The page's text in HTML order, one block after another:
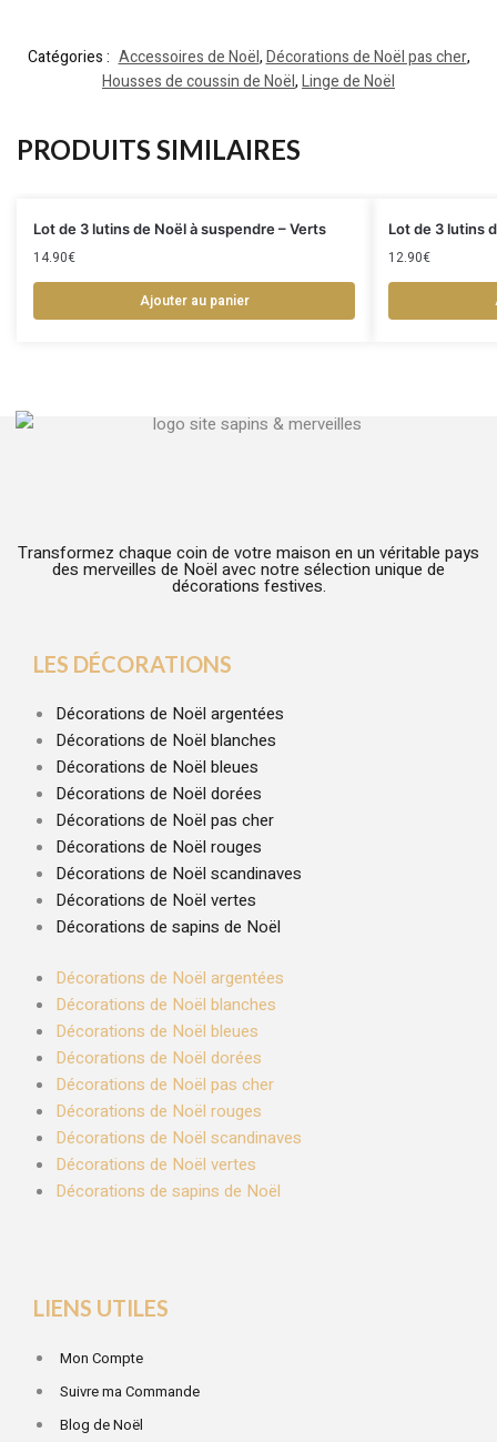
Catégories : Accessoires de Noël,Décorations de Noël pas cher,
Housses de coussin de Noël,Linge de Noël
PRODUITS SIMILAIRES
Lot de 3 lutins de Noël à suspendre – Verts
14.90€
Ajouter au panier
Lot de 3 lutins
12.90€
Transformez chaque coin de votre maison en un véritable pays
des merveilles de Noël avec notre sélection unique de
décorations festives.
LES DÉCORATIONS
Décorations de Noël argentées
Décorations de Noël blanches
Décorations de Noël bleues
Décorations de Noël dorées
Décorations de Noël pas cher
Décorations de Noël rouges
Décorations de Noël scandinaves
Décorations de Noël vertes
Décorations de sapins de Noël
Décorations de Noël argentées
Décorations de Noël blanches
Décorations de Noël bleues
Décorations de Noël dorées
Décorations de Noël pas cher
Décorations de Noël rouges
Décorations de Noël scandinaves
Décorations de Noël vertes
Décorations de sapins de Noël
LIENS UTILES
Mon Compte
Suivre ma Commande
Blog de Noël